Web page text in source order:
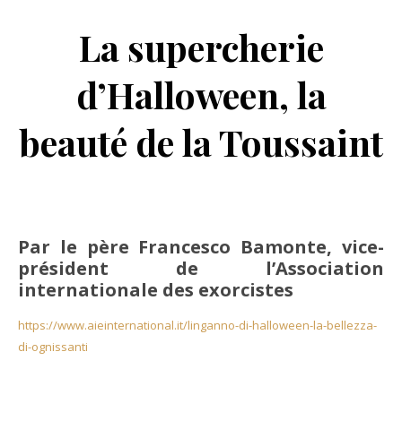
La supercherie
d’Halloween, la
beauté de la Toussaint
Par le père Francesco Bamonte, vice-
président de l’Association
internationale des exorcistes
https://www.aieinternational.it/linganno-di-halloween-la-bellezza-
di-ognissanti